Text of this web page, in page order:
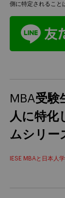
側に特定されること
MBA受
人に特化
ムシリー
IESE MBAと日本人